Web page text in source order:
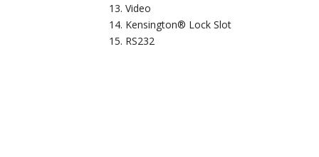
Video
Kensington® Lock Slot
RS232